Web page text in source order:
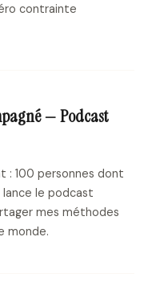
contrainte
— Podcast
: 100 personnes dont
lance le podcast
mes méthodes
monde.